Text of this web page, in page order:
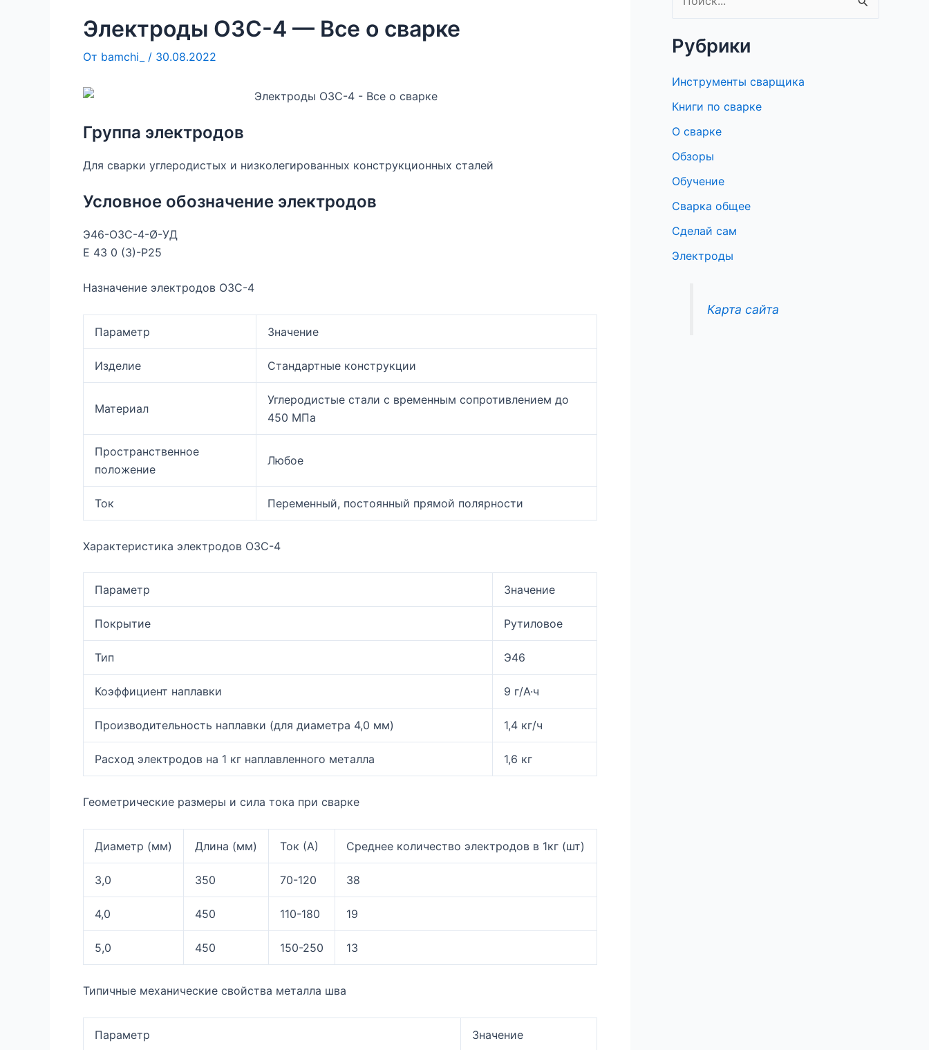
Электроды ОЗС-4 — Все о сварке
От bamchi_ / 30.08.2022
Группа электродов
Для сварки углеродистых и низколегированных конструкционных сталей
Условное обозначение электродов
Э46-ОЗС-4-Ø-УД
Е 43 0 (3)-Р25
Назначение электродов ОЗС-4
Параметр Значение
Изделие Стандартные конструкции
Материал
Углеродистые стали с временным сопротивлением до
450 МПа
Пространственное
положение
Любое
Ток Переменный, постоянный прямой полярности
Характеристика электродов ОЗС-4
Параметр Значение
Покрытие Рутиловое
Тип Э46
Коэффициент наплавки 9 г/А·ч
Производительность наплавки (для диаметра 4,0 мм) 1,4 кг/ч
Расход электродов на 1 кг наплавленного металла 1,6 кг
Геометрические размеры и сила тока при сварке
Диаметр (мм) Длина (мм) Ток (А) Среднее количество электродов в 1кг (шт)
3,0 350 70-120 38
4,0 450 110-180 19
5,0 450 150-250 13
Типичные механические свойства металла шва
Параметр Значение
и
:
Рубрики
Инструменты сварщика
Книги по сварке
О сварке
Обзоры
Обучение
Сварка общее
Сделай сам
Электроды
Карта сайта